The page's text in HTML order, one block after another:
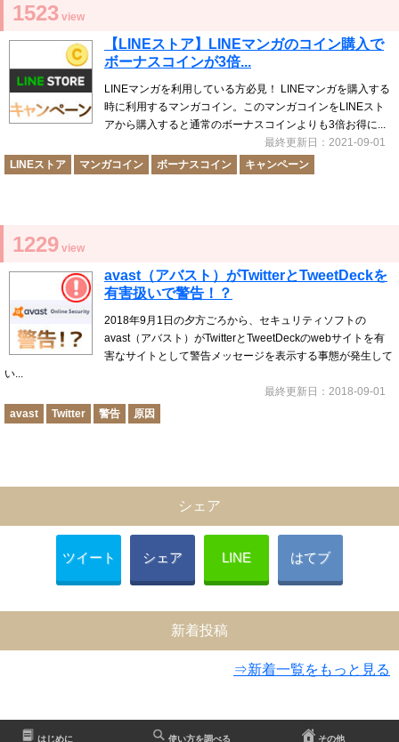
1523 view
【LINEストア】LINEマンガのコイン購入で
ボーナスコインが3倍...
LINEマンガを利用している方必見！ LINEマンガを購入する
時に利用するマンガコイン。このマンガコインをLINEスト
アから購入すると通常のボーナスコインよりも3倍お得に...
最終更新日：2021-09-01
LINEストア
マンガコイン ボーナスコイン キャンペーン
1229 view
avast（アバスト）がTwitterとTweetDeckを
有害扱いで警告！？
2018年9月1日の夕方ごろから、セキュリティソフトの
avast（アバスト）がTwitterとTweetDeckのwebサイトを有
害なサイトとして警告メッセージを表示する事態が発生して
い...
最終更新日：2018-09-01
avast
Twitter 警告 原因
シェア
ツイート シェア LINE はてブ
新着投稿
⇒新着一覧をもっと見る
はじめに 使い方を調べる その他